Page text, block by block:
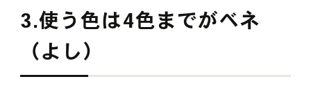
3.使う色は4色までがベネ
（よし）